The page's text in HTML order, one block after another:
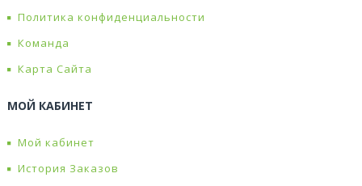
Политика конфиденциальности
Команда
Карта Сайта
МОЙ КАБИНЕТ
Мой кабинет
История Заказов